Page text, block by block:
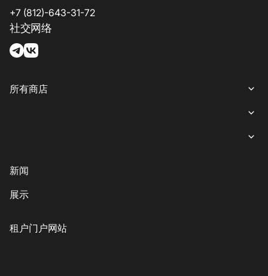
+7 (812)-643-31-72
社交网络
所有商店
鞋子与箱包
儿童商品
coffee-sweets
格魯吉亞菜
素食主義者/素食主義者
客户服务
儿童服务
新闻
展示
租户门户网站